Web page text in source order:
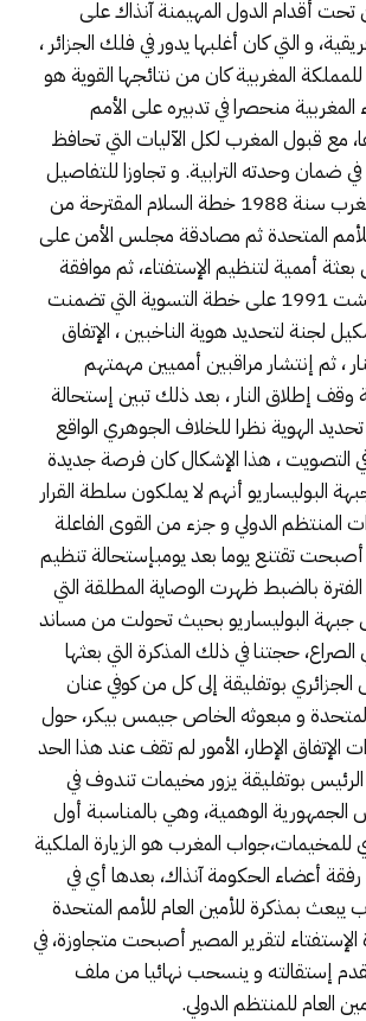
أقدام الدول المهيمنة آنذاك على
و التي كان أغلبها يدور في فلك الجزائر ،
المغربية كان من نتائجها القوية هو
منحصرا في تدبيره على الأمم
مع قبول المغرب لكل الآليات التي تحافظ
ضمان وحدته الترابية. و تجاوزا للتفاصيل
المرتبطة بقبول المغرب سنة 1988 خطة السلام المقترحة من
للأمم المتحدة ثم مصادقة مجلس الأمن على
بتشكيل بعثة أممية لتنظيم الإستفتاء، ثم موافقة
مجلس الأمن في غشت 1991 على خطة التسوية التي تضمنت
لجنة لتحديد هوية الناخبين ، الإتفاق
، ثم إنتشار مراقبين أمميين مهمتهم
وقف إطلاق النار ، بعد ذلك تبين إستحالة
تحديد الهوية نظرا للخلاف الجوهري الواقع
التصويت ، هذا الإشكال كان فرصة جديدة
البوليساريو أنهم لا يملكون سلطة القرار
المنتظم الدولي و جزء من القوى الفاعلة
أصبحت تقتنع يوما بعد يومبإستحالة تنظيم
بالضبط ظهرت الوصاية المطلقة التي
جبهة البوليساريو بحيث تحولت من مساند
حجتنا في ذلك المذكرة التي بعثها
الرئيس الجزائري بوتفليقة إلى كل من كوفي عنان
المتحدة و مبعوثه الخاص جيمس بيكر، حول
الإتفاق الإطار، الأمور لم تقف عند هذا الحد
، ففي سنة 2002 الرئيس بوتفليقة يزور مخيمات تندوف في
لتأسيس الجمهورية الوهمية، وهي بالمناسبة أول
للمخيمات،جواب المغرب هو الزيارة الملكية
رفقة أعضاء الحكومة آنذاك، بعدها أي في
المغرب يبعث بمذكرة للأمين العام للأمم المتحدة
لتقرير المصير أصبحت متجاوزة، في
إستقالته و ينسحب نهائيا من ملف
العام للمنتظم الدولي.